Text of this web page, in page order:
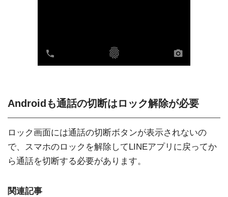
Androidも通話の切断はロック解除が必要
ロック画面には通話の切断ボタンが表示されないの
で、スマホのロックを解除してLINEアプリに戻ってか
ら通話を切断する必要があります。
関連記事